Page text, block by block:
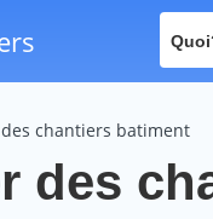
chantiers batiment
des